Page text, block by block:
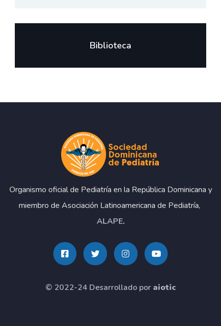
Biblioteca
Organismo oficial de Pediatría en la República Dominicana y
miembro de Asociación Latinoamericana de Pediatría,
ALAPE.
© 2022-24 Desarrollado por aiotic